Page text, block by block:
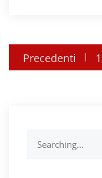
Precedenti 1